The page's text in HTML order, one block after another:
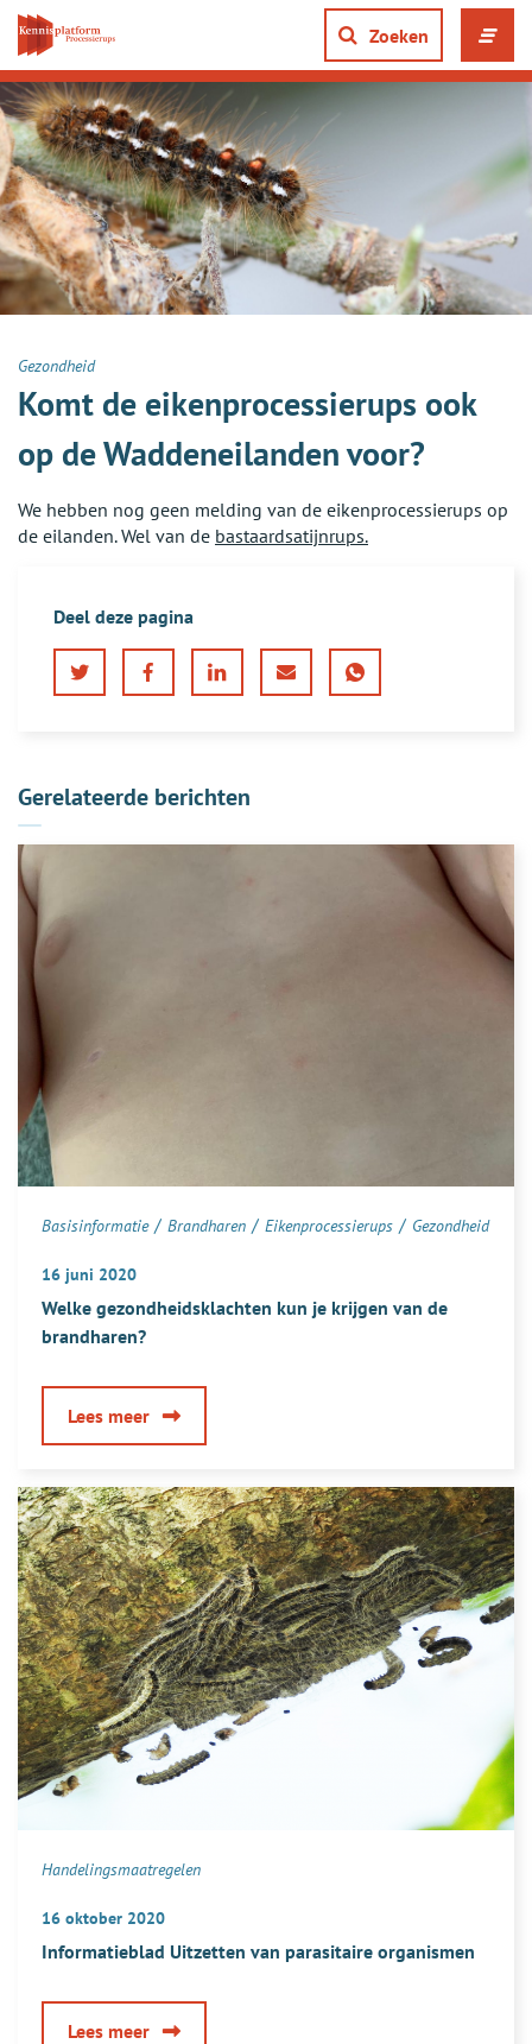
Direct
naar
content
gaan
of
Zoeken
Gezondheid
Komt de eikenprocessierups ook
op de Waddeneilanden voor?
We hebben nog geen melding van de eikenprocessierups op
de eilanden. Wel van de bastaardsatijnrups.
Deel deze pagina
Twitter FacebookLinkedInE-
WhatsApp
Gerelateerde berichten
Basisinformatie / Brandharen / Eikenprocessierups / Gezondheid
16 juni 2020
Welke gezondheidsklachten kun je krijgen van de
brandharen?
Lees meerover
Welke
kun
je
krijgen
van
de
brandharen?
Handelingsmaatregelen
16 oktober 2020
Informatieblad Uitzetten van parasitaire organismen
Lees meerover